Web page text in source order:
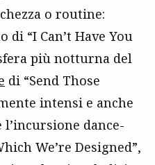
o routine:
di “I Can’t Have You
più notturna del
di “Send Those
intensi e anche
dance-
We’re Designed”,